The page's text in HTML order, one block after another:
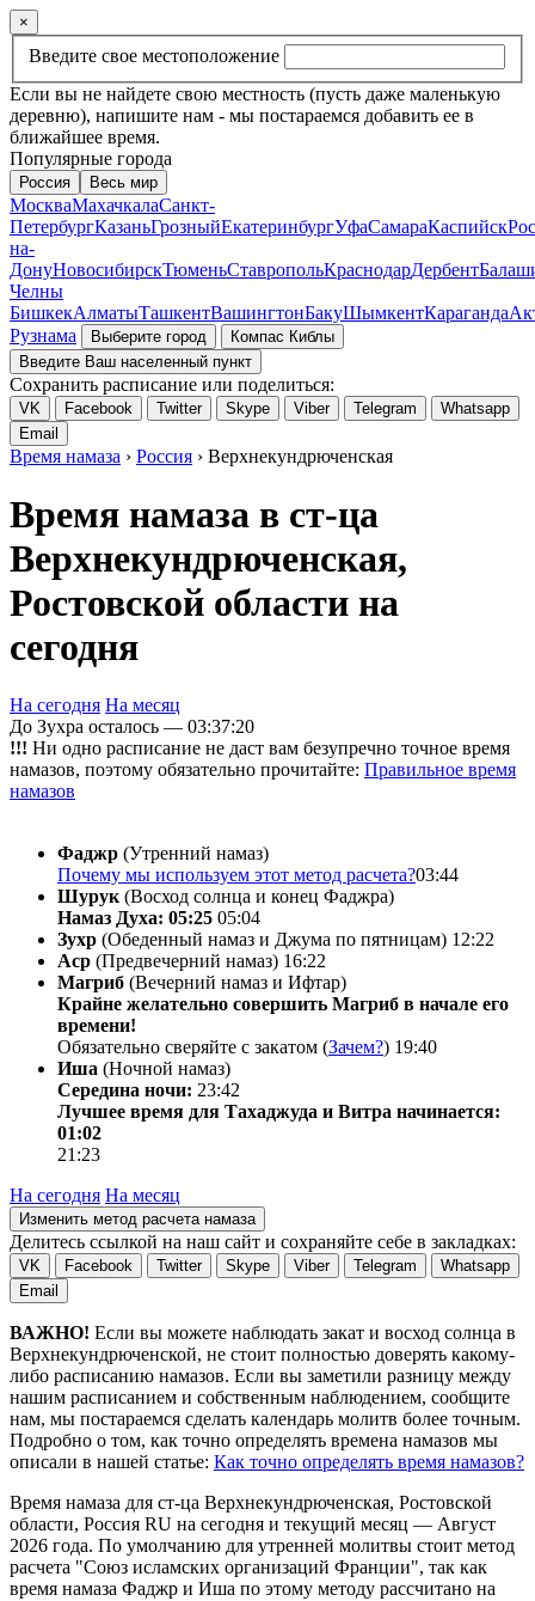
×
Введите свое местоположение
Если вы не найдете свою местность (пусть даже маленькую
деревню), напишите нам - мы постараемся добавить ее в
ближайшее время.
Популярные города
Россия Весь мир
МоскваМахачкалаСанкт-
ПетербургКазаньГрозныйЕкатеринбургУфаСамараКаспийск
на-
ДонуНовосибирскТюменьСтавропольКраснодарДербент
Челны
БишкекАлматыТашкентВашингтонБакуШымкентКараганда
Рузнама
Выберите город
Компас Киблы
Введите Ваш населенный пункт
Сохранить расписание или поделиться:
VK Facebook Twitter Skype Viber Telegram
Whatsapp
Email
Время намаза › Россия › Верхнекундрюченская
Время намаза в ст-ца
Верхнекундрюченская,
Ростовской области на
сегодня
На сегодня На месяц
До Зухра осталось — 03:37:20
!!! Ни одно расписание не даст вам безупречно точное время
намазов, поэтому обязательно прочитайте: Правильное время
намазов
Фаджр (Утренний намаз)
Почему мы используем этот метод расчета?03:44
Шурук (Восход солнца и конец Фаджра)
Намаз Духа: 05:25 05:04
Зухр (Обеденный намаз и Джума по пятницам) 12:22
Аср (Предвечерний намаз) 16:22
Магриб (Вечерний намаз и Ифтар)
Крайне желательно совершить Магриб в начале его
времени!
Обязательно сверяйте с закатом (Зачем?) 19:40
Иша (Ночной намаз)
Середина ночи: 23:42
Лучшее время для Тахаджуда и Витра начинается:
01:02
21:23
На сегодня На месяц
Изменить метод расчета намаза
Делитесь ссылкой на наш сайт и сохраняйте себе в закладках:
VK Facebook Twitter Skype Viber Telegram
Whatsapp
Email
ВАЖНО! Если вы можете наблюдать закат и восход солнца в
Верхнекундрюченской, не стоит полностью доверять какому-
либо расписанию намазов. Если вы заметили разницу между
нашим расписанием и собственным наблюдением, сообщите
нам, мы постараемся сделать календарь молитв более точным.
Подробно о том, как точно определять времена намазов мы
описали в нашей статье: Как точно определять время намазов?
Время намаза для ст-ца Верхнекундрюченская, Ростовской
области, Россия RU на сегодня и текущий месяц — Август
2026 года. По умолчанию для утренней молитвы стоит метод
расчета "Союз исламских организаций Франции", так как
время намаза Фаджр и Иша по этому методу рассчитано на